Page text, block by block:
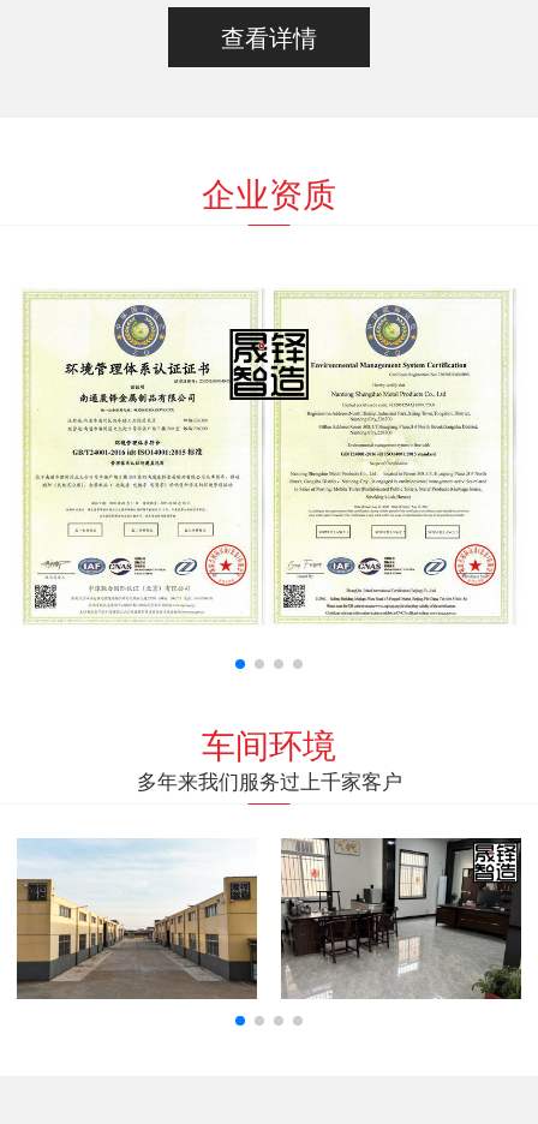
查看详情
企业资质
车间环境
多年来我们服务过上千家客户